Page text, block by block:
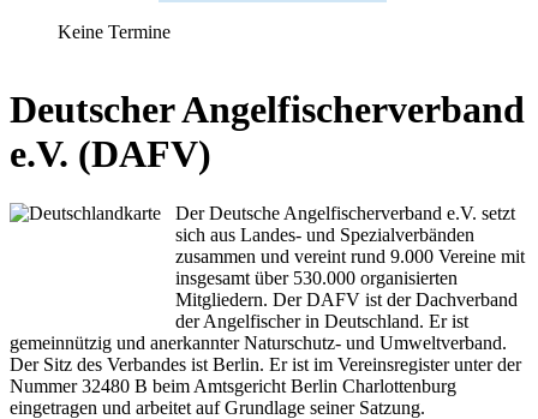
Keine Termine
Deutscher Angelfischerverband
e.V. (DAFV)
Der Deutsche Angelfischerverband e.V. setzt
sich aus Landes- und Spezialverbänden
zusammen und vereint rund 9.000 Vereine mit
insgesamt über 530.000 organisierten
Mitgliedern. Der DAFV ist der Dachverband
der Angelfischer in Deutschland. Er ist
gemeinnützig und anerkannter Naturschutz- und Umweltverband.
Der Sitz des Verbandes ist Berlin. Er ist im Vereinsregister unter der
Nummer 32480 B beim Amtsgericht Berlin Charlottenburg
eingetragen und arbeitet auf Grundlage seiner Satzung.